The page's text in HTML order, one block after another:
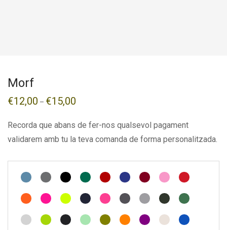
Morf
€12,00 – €15,00
Recorda que abans de fer-nos qualsevol pagament
validarem amb tu la teva comanda de forma personalitzada.